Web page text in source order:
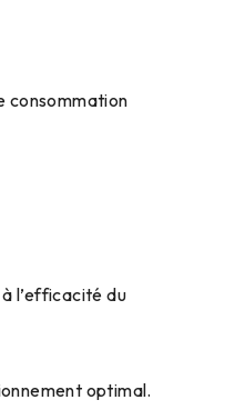
consommation
l’efficacité du
optimal.